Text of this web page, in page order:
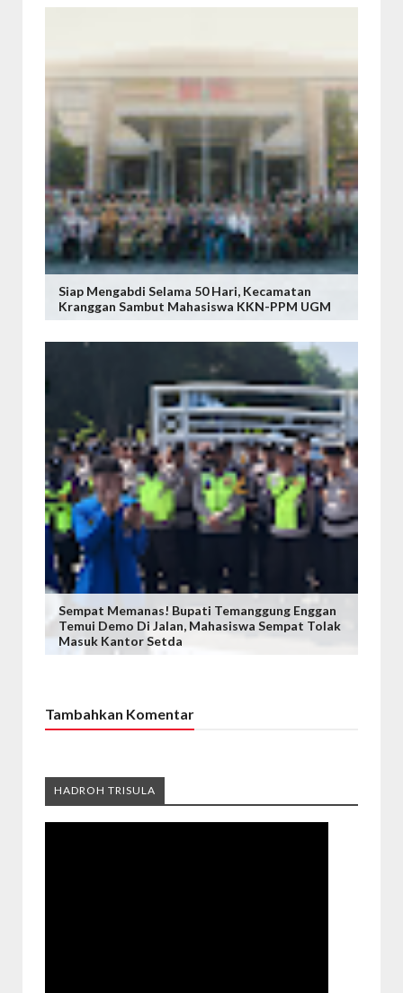
Siap Mengabdi Selama 50 Hari, Kecamatan
Kranggan Sambut Mahasiswa KKN-PPM UGM
Sempat Memanas! Bupati Temanggung Enggan
Temui Demo Di Jalan, Mahasiswa Sempat Tolak
Masuk Kantor Setda
Tambahkan Komentar
HADROH TRISULA